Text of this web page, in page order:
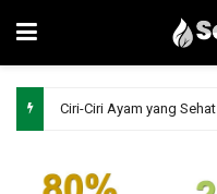
Ciri-Ciri Ayam yang Sehat